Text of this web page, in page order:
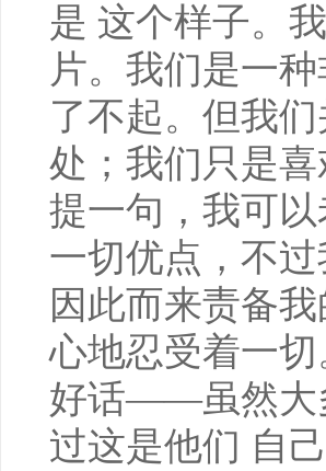
是 这个样子。
片。我们是一
了不起。但我
处；我们只是
提一句，我可
一切优点，不
因此而来责备
心地忍受着一
好话——虽然大
过这是他们 自